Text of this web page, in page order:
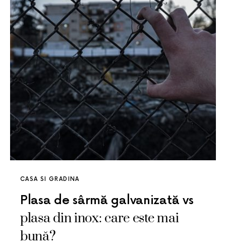
CASA SI GRADINA
Plasa de sârmă galvanizată vs
plasa din inox: care este mai
bună?